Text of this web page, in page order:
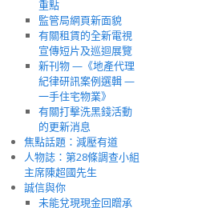
重點
監管局網頁新面貌
有關租賃的全新電視
宣傳短片及巡迴展覽
新刊物 —《地產代理
紀律研訊案例選輯 —
一手住宅物業》
有關打擊洗黑錢活動
的更新消息
焦點話題：減壓有道
人物誌：第28條調查小組
主席陳超國先生
誠信與你
未能兌現現金回贈承